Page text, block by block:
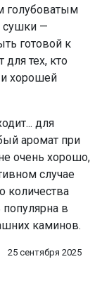
голубоватым
сушки —
готовой к
тех, кто
хорошей
для
аромат при
очень хорошо,
случае
количества
популярна в
каминов.
25 сентября 2025